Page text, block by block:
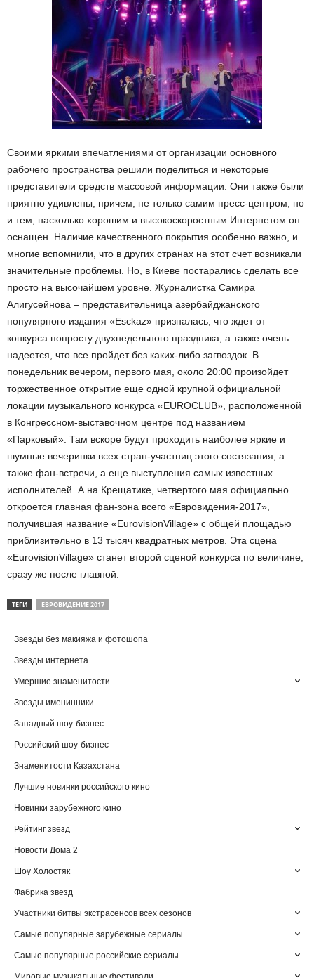
Своими яркими впечатлениями от организации основного
рабочего пространства решили поделиться и некоторые
представители средств массовой информации. Они также были
приятно удивлены, причем, не только самим пресс-центром, но
и тем, насколько хорошим и высокоскоростным Интернетом он
оснащен. Наличие качественного покрытия особенно важно, и
многие вспомнили, что в других странах на этот счет возникали
значительные проблемы. Но, в Киеве постарались сделать все
просто на высочайшем уровне. Журналистка Самира
Алигусейнова – представительница азербайджанского
популярного издания «Esckaz» призналась, что ждет от
конкурса попросту двухнедельного праздника, а также очень
надеется, что все пройдет без каких-либо загвоздок. В
понедельник вечером, первого мая, около 20:00 произойдет
торжественное открытие еще одной крупной официальной
локации музыкального конкурса «EUROCLUB», расположенной
в Конгрессном-выставочном центре под названием
«Парковый». Там вскоре будут проходить наиболее яркие и
шумные вечеринки всех стран-участниц этого состязания, а
также фан-встречи, а еще выступления самых известных
исполнителей. А на Крещатике, четвертого мая официально
откроется главная фан-зона всего «Евровидения-2017»,
получившая название «EurovisionVillage» с общей площадью
приблизительно в 13 тысяч квадратных метров. Эта сцена
«EurovisionVillage» станет второй сценой конкурса по величине,
сразу же после главной.
ТЕГИ ЕВРОВИДЕНИЕ 2017
Звезды без макияжа и фотошопа
Звезды интернета
Умершие знаменитости
Звезды именинники
Западный шоу-бизнес
Российский шоу-бизнес
Знаменитости Казахстана
Лучшие новинки российского кино
Новинки зарубежного кино
Рейтинг звезд
Новости Дома 2
Шоу Холостяк
Фабрика звезд
Участники битвы экстрасенсов всех сезонов
Самые популярные зарубежные сериалы
Самые популярные российские сериалы